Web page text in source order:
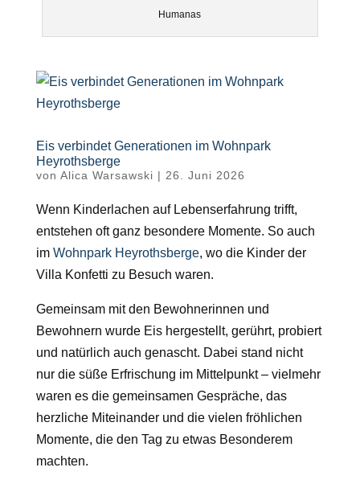
Humanas
Eis verbindet Generationen im Wohnpark
Heyrothsberge
von Alica Warsawski | 26. Juni 2026
Wenn Kinderlachen auf Lebenserfahrung trifft,
entstehen oft ganz besondere Momente. So auch
im Wohnpark Heyrothsberge, wo die Kinder der
Villa Konfetti zu Besuch waren.
Gemeinsam mit den Bewohnerinnen und
Bewohnern wurde Eis hergestellt, gerührt, probiert
und natürlich auch genascht. Dabei stand nicht
nur die süße Erfrischung im Mittelpunkt – vielmehr
waren es die gemeinsamen Gespräche, das
herzliche Miteinander und die vielen fröhlichen
Momente, die den Tag zu etwas Besonderem
machten.